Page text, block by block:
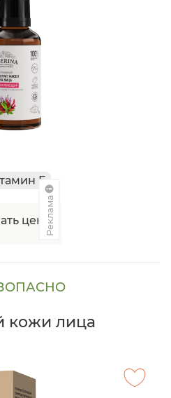
Е
ценуРеклама
кожи лица